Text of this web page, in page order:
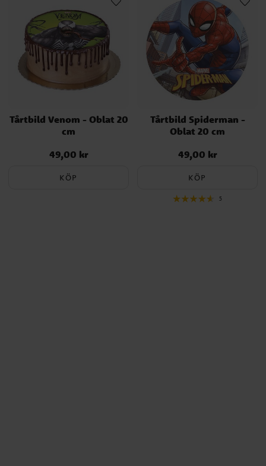
Tårtbild Venom - Oblat 20
cm
Pris:49,00 kr
49,00 kr
KÖP
Tårtbild Spiderman -
Oblat 20 cm
Pris:49,00 kr
49,00 kr
KÖP
5